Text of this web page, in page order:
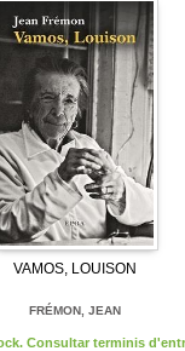
VAMOS, LOUISON
FRÉMON, JEAN
Consultar terminis